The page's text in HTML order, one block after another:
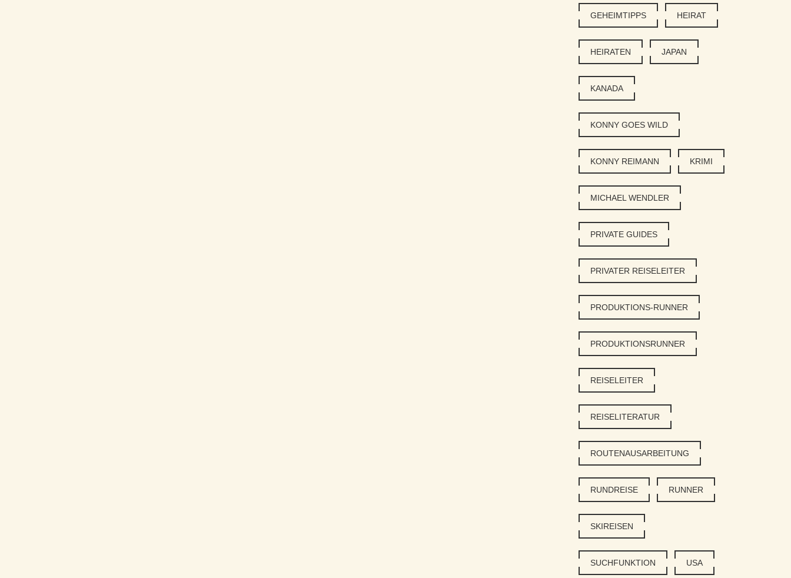
GEHEIMTIPPS HEIRAT
HEIRATEN JAPAN
KANADA
KONNY GOES WILD
KONNY REIMANN KRIMI
MICHAEL WENDLER
PRIVATE GUIDES
PRIVATER REISELEITER
PRODUKTIONS-RUNNER
PRODUKTIONSRUNNER
REISELEITER
REISELITERATUR
ROUTENAUSARBEITUNG
RUNDREISE RUNNER
SKIREISEN
SUCHFUNKTION USA